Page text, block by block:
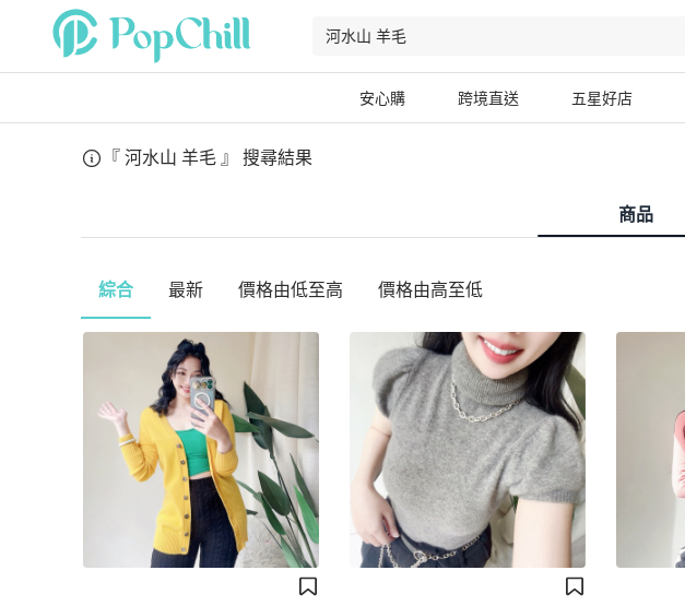
安心購 跨境直送 五星好店
『 河水山 羊毛 』 搜尋結果
商品
綜合 最新 價格由低至高 價格由高至低